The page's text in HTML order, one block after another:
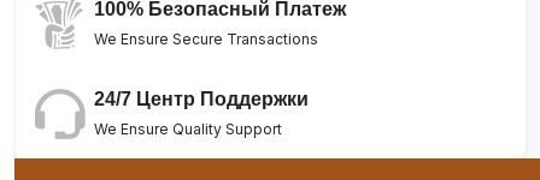
100% Безопасный Платеж
We Ensure Secure Transactions
24/7 Центр Поддержки
We Ensure Quality Support